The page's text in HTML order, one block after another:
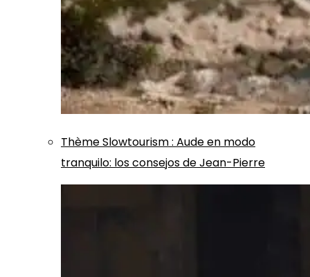
ThèmeSlowtourism: Aude en modo
tranquilo: los consejos de Jean-Pierre